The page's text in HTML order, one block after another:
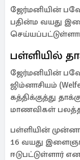
ஜேர்மனியின்
பதின்ம வயது
பள்ளியில்
ஜேர்மனியின்
ஜிம்னாசியம்
கத்திக்குத்து
மாணவிகள்
பள்ளியின்
16 வயது
ஈடுபட்டுள்ளார்